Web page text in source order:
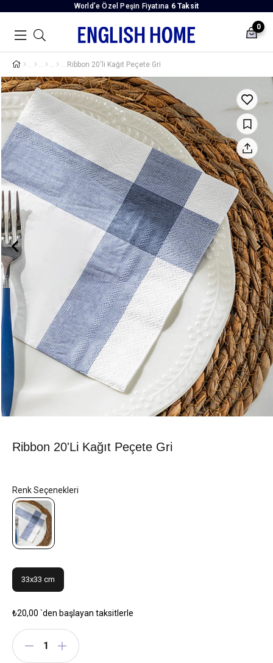
World’e Özel Peşin Fiyatına 6 Taksit
0
Ribbon 20'li Kağıt Peçete Gri
Ribbon 20'li Kağıt Peçete Gri
33x33 cm
₺20,00 `den başlayan taksitlerle